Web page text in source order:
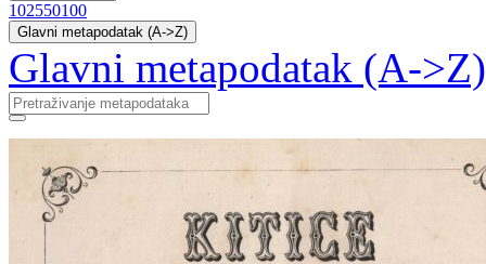
102550100
Glavni metapodatak (A->Z)
Glavni metapodatak (A->Z)